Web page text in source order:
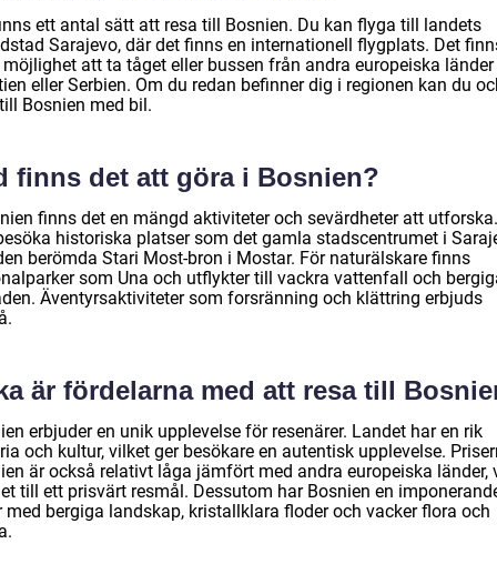
ett antal sätt att resa till Bosnien. Du kan flyga till landets
Sarajevo, där det finns en internationell flygplats. Det
möjlighet att ta tåget eller bussen från andra europeiska
eller Serbien. Om du redan befinner dig i regionen kan du
Bosnien med bil.
finns det att göra i Bosnien?
finns det en mängd aktiviteter och sevärdheter att
historiska platser som det gamla stadscentrumet i
berömda Stari Most-bron i Mostar. För naturälskare finns
som Una och utflykter till vackra vattenfall och
Äventyrsaktiviteter som forsränning och klättring erbjuds
är fördelarna med att resa till
erbjuder en unik upplevelse för resenärer. Landet har en rik
och kultur, vilket ger besökare en autentisk upplevelse.
är också relativt låga jämfört med andra europeiska länder,
till ett prisvärt resmål. Dessutom har Bosnien en
med bergiga landskap, kristallklara floder och vacker flora och